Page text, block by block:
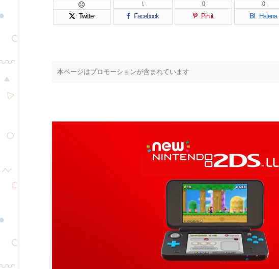
Twitter

Facebook
!
Pin it
0
B! Hatena
0
本ページはプロモーションが含まれています